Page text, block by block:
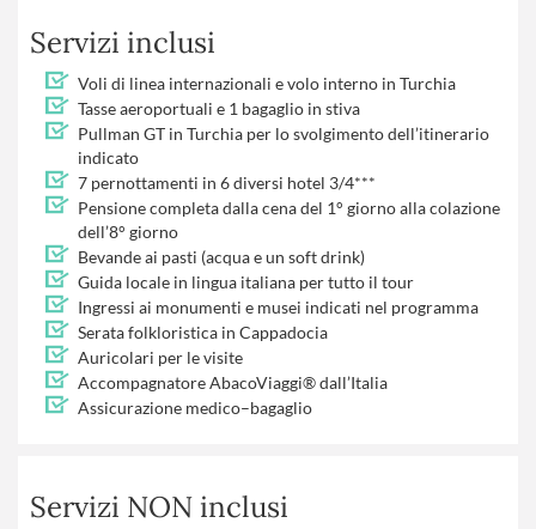
Servizi inclusi
Voli di linea internazionali e volo interno in Turchia
Tasse aeroportuali e 1 bagaglio in stiva
Pullman GT in Turchia per lo svolgimento dell’itinerario
indicato
7 pernottamenti in 6 diversi hotel 3/4***
Pensione completa dalla cena del 1° giorno alla colazione
dell’8° giorno
Bevande ai pasti (acqua e un soft drink)
Guida locale in lingua italiana per tutto il tour
Ingressi ai monumenti e musei indicati nel programma
Serata folkloristica in Cappadocia
Auricolari per le visite
Accompagnatore AbacoViaggi® dall’Italia
Assicurazione medico–bagaglio
Servizi NON inclusi